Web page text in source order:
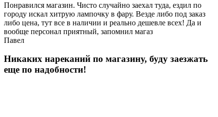
Понравился магазин. Чисто случайно заехал туда, ездил по
городу искал хитрую лампочку в фару. Везде либо под заказ
либо цена, тут все в наличии и реально дешевле всех! Да и
вообще персонал приятный, запомнил магаз
Павел
Никаких нареканий по магазину, буду заезжать
еще по надобности!